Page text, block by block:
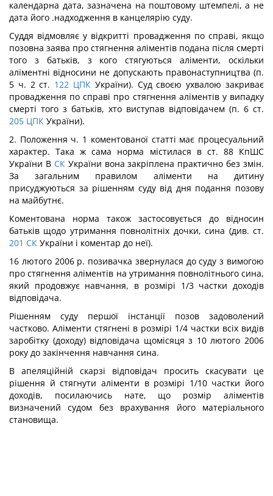
календарна дата, зазначена на поштовому штемпелі, а не
дата його .надходження в канцелярію суду.
Суддя відмовляє у відкритті провадження по справі, якщо
позовна заява про стягнення аліментів подана після смерті
того з батьків, з кого стягуються аліменти, оскільки
аліментні відносини не допускають правонаступництва (п.
5 ч. 2 ст. 122 ЦПК України). Суд своєю ухвалою закриває
провадження по справі про стягнення аліментів у випадку
смерті того з батьків, хто виступав відповідачем (п. 6 ст.
205 ЦПК України).
2. Положення ч. 1 коментованої статті має процесуальний
характер. Така ж сама норма містилася в ст. 88 КпШС
України В СКУкраїни вона закріплена практично без змін.
За загальним правилом аліменти на дитину
присуджуються за рішенням суду від дня подання позову
на майбутнє.
Коментована норма також застосовується до відносин
батьків щодо утримання повнолітніх дочки, сина (див. ст.
201 СК України і коментар до неї).
16 лютого 2006 р. позивачка звернулася до суду з вимогою
про стягнення аліментів на утримання повнолітнього сина,
який продовжує навчання, в розмірі 1/3 частки доходів
відповідача.
Рішенням суду першої інстанції позов задоволений
частково. Аліменти стягнені в розмірі 1/4 частки всіх видів
заробітку (доходу) відповідача щомісяця з 10 лютого 2006
року до закінчення навчання сина.
В апеляційній скарзі відповідач просить скасувати це
рішення й стягнути аліменти в розмірі 1/10 частки його
доходів, посилаючись нате, що розмір аліментів
визначений судом без врахування його матеріального
становища.